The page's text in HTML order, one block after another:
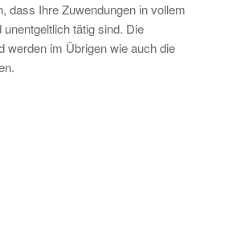
dass Ihre Zuwendungen in vollem
tätig sind. Die
werden im Übrigen wie auch die